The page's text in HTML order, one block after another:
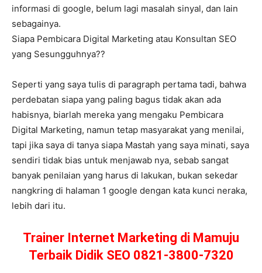
informasi di google, belum lagi masalah sinyal, dan lain
sebagainya.
Siapa Pembicara Digital Marketing atau Konsultan SEO
yang Sesungguhnya??
Seperti yang saya tulis di paragraph pertama tadi, bahwa
perdebatan siapa yang paling bagus tidak akan ada
habisnya, biarlah mereka yang mengaku Pembicara
Digital Marketing, namun tetap masyarakat yang menilai,
tapi jika saya di tanya siapa Mastah yang saya minati, saya
sendiri tidak bias untuk menjawab nya, sebab sangat
banyak penilaian yang harus di lakukan, bukan sekedar
nangkring di halaman 1 google dengan kata kunci neraka,
lebih dari itu.
Trainer Internet Marketing di Mamuju
Terbaik Didik SEO 0821-3800-7320